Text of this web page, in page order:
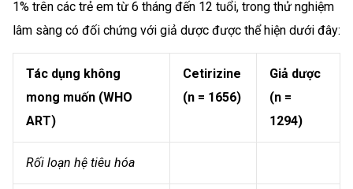
1% trên các trẻ em từ 6 tháng đến 12 tuổi, trong thử nghiệm
lâm sàng có đối chứng với giả dược được thể hiện dưới đây:
Tác dụng không
mong muốn (WHO
ART)
Cetirizine
(n = 1656)
Giả dược
(n =
1294)
Rối loạn hệ tiêu hóa